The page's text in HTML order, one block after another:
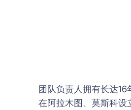
团队负责人拥有长达
在阿拉木图、莫斯科